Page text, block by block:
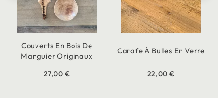
Couverts En Bois De
Manguier Originaux
27,00 €
Carafe À Bulles En Verre
22,00 €